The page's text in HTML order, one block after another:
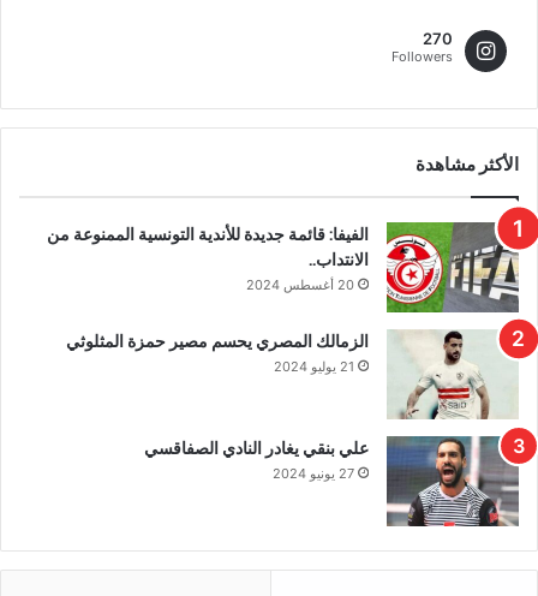
270
Followers
الأكثر مشاهدة
الفيفا: قائمة جديدة للأندية التونسية الممنوعة من
الانتداب..
20 أغسطس 2024
الزمالك المصري يحسم مصير حمزة المثلوثي
21 يوليو 2024
علي بنقي يغادر النادي الصفاقسي
27 يونيو 2024